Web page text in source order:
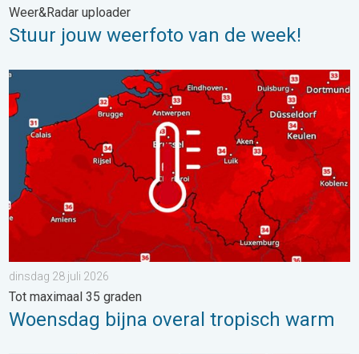
Weer&Radar uploader
Stuur jouw weerfoto van de week!
Woensdag bijna overal tropisch warm. Tot maximaal 35
dinsdag 28 juli 2026
Tot maximaal 35 graden
Woensdag bijna overal tropisch warm